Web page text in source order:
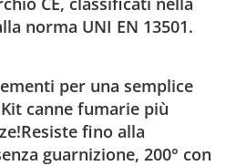
norma UNI EN 13501.
per una semplice
canne fumarie più
fino alla
guarnizione, 200° con